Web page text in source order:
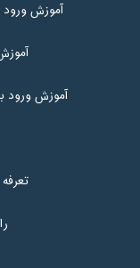
آموزش ورود
آموزش ورود
تعرفه